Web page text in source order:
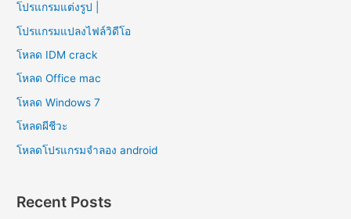
โปรแกรมแต่งรูป |
โปรแกรมแปลงไฟล์วิดีโอ
โหลด IDM crack
โหลด Office mac
โหลด Windows 7
โหลดผีชีวะ
โหลดโปรแกรมจําลอง android
Recent Posts